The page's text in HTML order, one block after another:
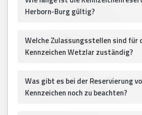
Herborn-Burg gültig?
Welche Zulassungsstellen sind für
Kennzeichen Wetzlar zuständig?
Was gibt es bei der Reservierung
Kennzeichen noch zu beachten?